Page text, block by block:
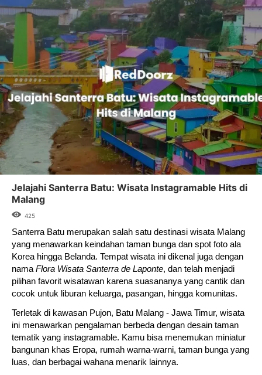
Jelajahi Santerra Batu: Wisata Instagramable Hits di
Malang
425
Santerra Batu merupakan salah satu destinasi wisata Malang
yang menawarkan keindahan taman bunga dan spot foto ala
Korea hingga Belanda. Tempat wisata ini dikenal juga dengan
namaFlora Wisata Santerra de Laponte, dan telah menjadi
pilihan favorit wisatawan karena suasananya yang cantik dan
cocok untuk liburan keluarga, pasangan, hingga komunitas.
Terletak di kawasan Pujon, Batu Malang - Jawa Timur, wisata
ini menawarkan pengalaman berbeda dengan desain taman
tematik yang instagramable. Kamu bisa menemukan miniatur
bangunan khas Eropa, rumah warna-warni, taman bunga yang
luas, dan berbagai wahana menarik lainnya.